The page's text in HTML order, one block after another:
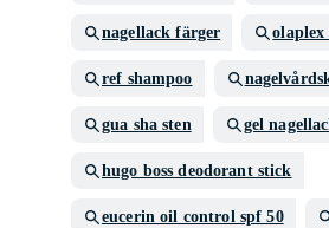
nagellack färger olaplex
ref shampoo
gua sha sten gel
hugo boss deodorant stick
eucerin oil control spf 50